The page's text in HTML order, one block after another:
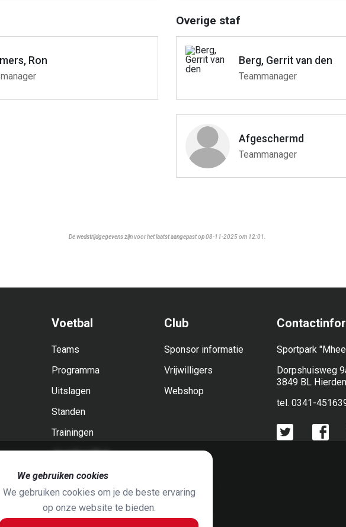
Ron
Overige staf
Berg, Gerrit van den
Teammanager
Afgeschermd
Teammanager
De wedstrijdgegevens zijn voor het laatst aangepast op 08-11-2025 om 12:01.
Voetbal
Teams
Programma
Uitslagen
Standen
Trainingen
Jeugdvoetbal
Club
Sponsor informatie
Vrijwilligers
Webshop
Sportpark
Dorpshuisweg
3849 BL Hierden
tel. 0341-
doorJaap Hop& ontwerpen doorGrafyska
We gebruiken cookies
We gebruiken cookies om je de beste ervaring
op onze website te bieden.